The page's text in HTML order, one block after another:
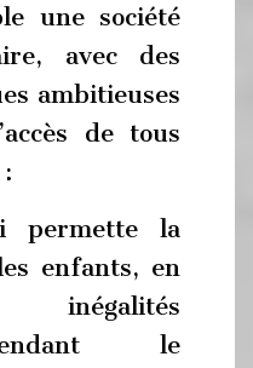
une société
avec des
ambitieuses
de tous
permette la
enfants, en
inégalités
le